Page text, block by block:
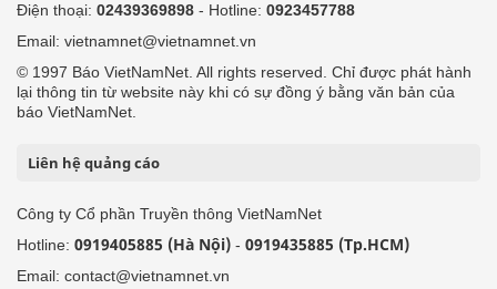
Điện thoại: 02439369898 - Hotline: 0923457788
Email: vietnamnet@vietnamnet.vn
© 1997 Báo VietNamNet. All rights reserved. Chỉ được phát hành
lại thông tin từ website này khi có sự đồng ý bằng văn bản của
báo VietNamNet.
Liên hệ quảng cáo
Công ty Cổ phần Truyền thông VietNamNet
Hotline: 0919405885 (Hà Nội) - 0919435885 (Tp.HCM)
Email: contact@vietnamnet.vn